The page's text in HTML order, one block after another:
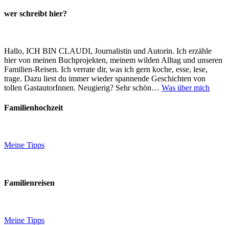
wer schreibt hier?
Hallo, ICH BIN CLAUDI, Journalistin und Autorin. Ich erzähle
hier von meinen Buchprojekten, meinem wilden Alltag und unseren
Familien-Reisen. Ich verrate dir, was ich gern koche, esse, lese,
trage. Dazu liest du immer wieder spannende Geschichten von
tollen GastautorInnen. Neugierig? Sehr schön… Was über mich
Familienhochzeit
Meine Tipps
Familienreisen
Meine Tipps